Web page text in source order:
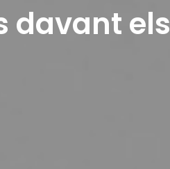
davant els